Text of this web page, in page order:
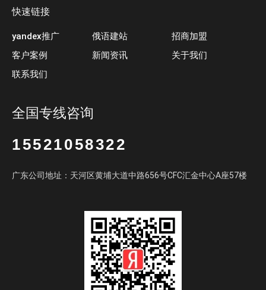
快速链接
yandex推广
客户案例
联系我们
俄语建站
新闻资讯
招商加盟
关于我们
全国专线咨询
15521058322
广东公司地址：天河区黄埔大道中路656号CFC汇金中心A座57楼